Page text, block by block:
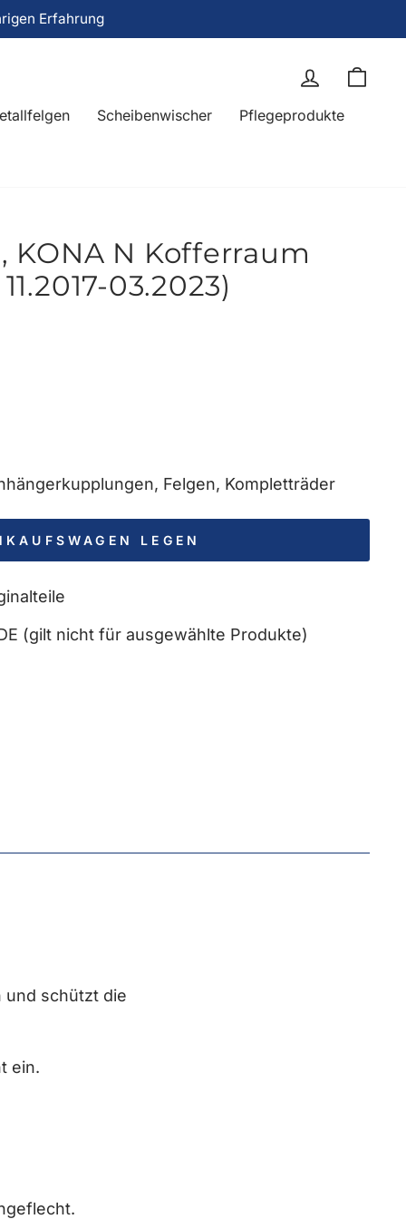
Erfahrung
Einloggen
Scheibenwischer Pflegeprodukte
KONA N Kofferraum
03.2023)
Felgen, Kompletträder
LEGEN
(gilt nicht für ausgewählte Produkte)
und schützt die
ein.